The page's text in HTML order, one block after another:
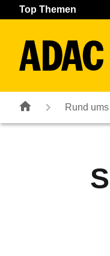
NavigationTop Themen
Rund